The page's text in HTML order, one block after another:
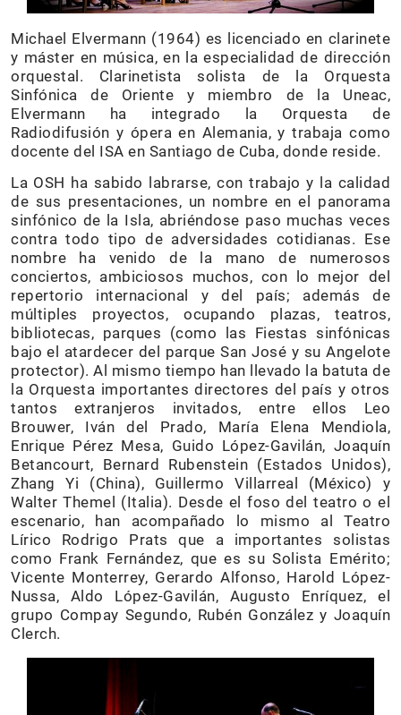
Michael Elvermann (1964) es licenciado en clarinete
y máster en música, en la especialidad de dirección
orquestal. Clarinetista solista de la Orquesta
Sinfónica de Oriente y miembro de la Uneac,
Elvermann ha integrado la Orquesta de
Radiodifusión y ópera en Alemania, y trabaja como
docente del ISA en Santiago de Cuba, donde reside.
La OSH ha sabido labrarse, con trabajo y la calidad
de sus presentaciones, un nombre en el panorama
sinfónico de la Isla, abriéndose paso muchas veces
contra todo tipo de adversidades cotidianas. Ese
nombre ha venido de la mano de numerosos
conciertos, ambiciosos muchos, con lo mejor del
repertorio internacional y del país; además de
múltiples proyectos, ocupando plazas, teatros,
bibliotecas, parques (como las Fiestas sinfónicas
bajo el atardecer del parque San José y su Angelote
protector). Al mismo tiempo han llevado la batuta de
la Orquesta importantes directores del país y otros
tantos extranjeros invitados, entre ellos Leo
Brouwer, Iván del Prado, María Elena Mendiola,
Enrique Pérez Mesa, Guido López-Gavilán, Joaquín
Betancourt, Bernard Rubenstein (Estados Unidos),
Zhang Yi (China), Guillermo Villarreal (México) y
Walter Themel (Italia). Desde el foso del teatro o el
escenario, han acompañado lo mismo al Teatro
Lírico Rodrigo Prats que a importantes solistas
como Frank Fernández, que es su Solista Emérito;
Vicente Monterrey, Gerardo Alfonso, Harold López-
Nussa, Aldo López-Gavilán, Augusto Enríquez, el
grupo Compay Segundo, Rubén González y Joaquín
Clerch.